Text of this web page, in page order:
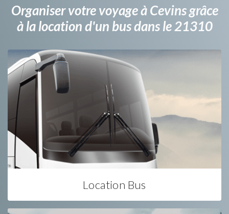
Organiser votre voyage à Cevins grâce
à la location d'un bus dans le 21310
Location Bus